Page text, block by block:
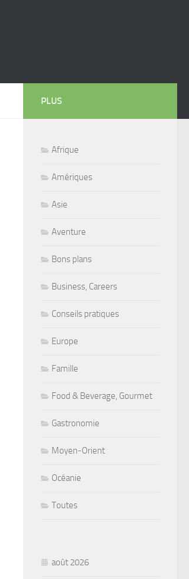
PLUS
Afrique
Amériques
Asie
Aventure
Bons plans
Business, Careers
Conseils pratiques
Europe
Famille
Food & Beverage, Gourmet
Gastronomie
Moyen-Orient
Océanie
Toutes
août 2026